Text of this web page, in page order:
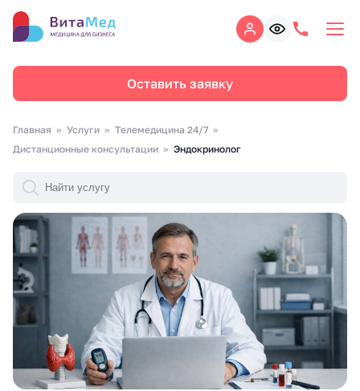
Оставить заявку
Главная Услуги
Телемедицина 24/7
Дистанционные консультации
Эндокринолог